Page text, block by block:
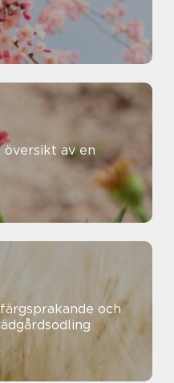
översikt av en
och